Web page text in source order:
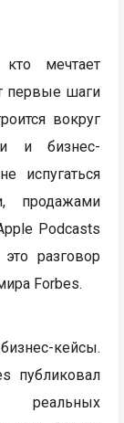
мечтает
первые шаги
вокруг
и бизнес-
испугаться
продажами
Podcasts
разговор
Forbes.
кейсы.
публиковал